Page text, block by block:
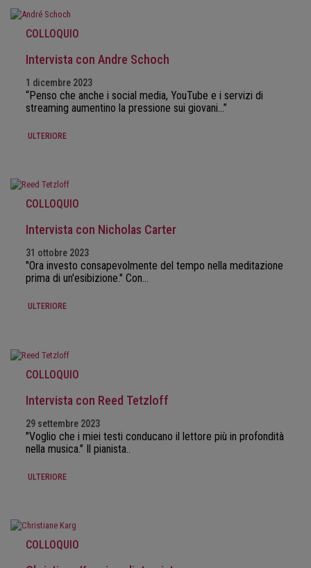
COLLOQUIO
Intervista con Andre Schoch
1 dicembre 2023
“Penso che anche i social media, YouTube e i servizi di
streaming aumentino la pressione sui giovani…”
ULTERIORE
COLLOQUIO
Intervista con Nicholas Carter
31 ottobre 2023
"Ora investo consapevolmente del tempo nella meditazione
prima di un'esibizione." Con…
ULTERIORE
COLLOQUIO
Intervista con Reed Tetzloff
29 settembre 2023
"Voglio che i miei testi conducano il lettore più in profondità
nella musica." Il pianista..
ULTERIORE
COLLOQUIO